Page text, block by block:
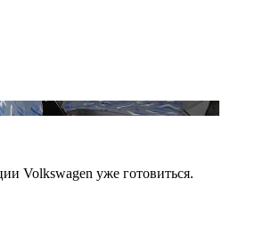
Volkswagen уже готовиться.